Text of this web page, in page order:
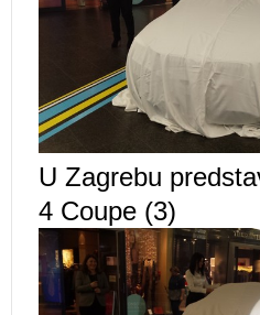
U Zagrebu
4 Coupe (3)